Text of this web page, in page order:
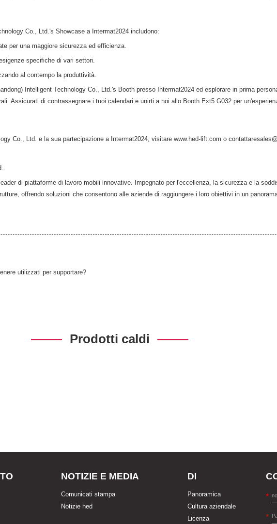
Co., Ltd.'s Showcase a Intermat2024 includono:
per una maggiore sicurezza ed efficienza.
specifiche di vari settori.
al contempo la produttività.
Intelligent Technology Co., Ltd.'s Booth presso Intermat2024 ed esplorare in prima
Assicurati di contrassegnare i tuoi calendari e unirti a noi allo Booth Ext5 G032 per
Co., Ltd. e la sua partecipazione a Intermat2024, visitare www.hed-lift.com o
di piattaforme di lavoro mobili innovative. Impegnato per l'eccellenza, la sicurezza e la
offrendo soluzioni che consentono alle aziende di raggiungere i loro obiettivi in ​​un
utilizzati per supportare?
Prodotti caldi
NOTIZIE E MEDIA
Comunicati stampa
Notizie hed
DI
Panoramica
Cultura aziendale
Licenza